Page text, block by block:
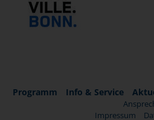
Programm Info & Service
Impressum